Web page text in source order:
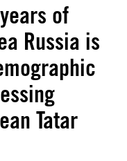
of
Russia is
Tatar